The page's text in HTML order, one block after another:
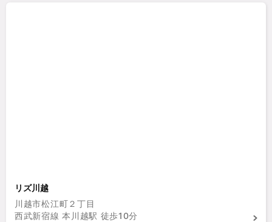
リズ川越
川越市松江町２丁目
西武新宿線 本川越駅 徒歩10分